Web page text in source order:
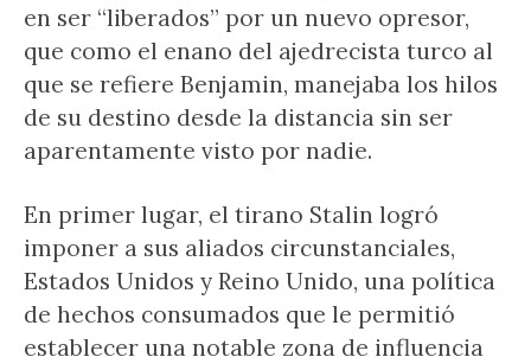
en ser “liberados” por un nuevo opresor,
que como el enano del ajedrecista turco al
que se refiere Benjamin, manejaba los hilos
de su destino desde la distancia sin ser
aparentamente visto por nadie.
En primer lugar, el tirano Stalin logró
imponer a sus aliados circunstanciales,
Estados Unidos y Reino Unido, una política
de hechos consumados que le permitió
establecer una notable zona de influencia